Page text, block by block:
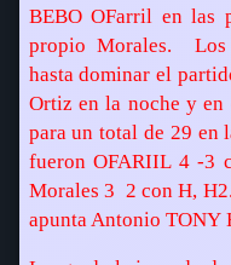
BEBO OFarril en las
propio Morales.
hasta dominar el
Ortiz en la noche y en
para un total de 29 en
fueron OFARIIL 4 -3
Morales 3  2 con H, H2.
apunta Antonio TONY